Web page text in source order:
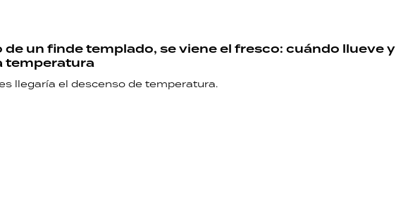
de un finde templado, se viene el fresco: cuándo llueve y
temperatura
llegaría el descenso de temperatura.